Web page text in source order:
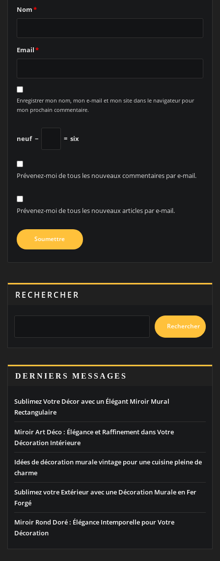
Nom*
Email*
Enregistrer mon nom, mon e-mail et mon site dans le navigateur pour
mon prochain commentaire.
neuf − = six
Prévenez-moi de tous les nouveaux commentaires par e-mail.
Prévenez-moi de tous les nouveaux articles par e-mail.
RECHERCHER
Rechercher
DERNIERS MESSAGES
Sublimez Votre Décor avec un Élégant Miroir Mural
Rectangulaire
Miroir Art Déco : Élégance et Raffinement dans Votre
Décoration Intérieure
Idées de décoration murale vintage pour une cuisine pleine de
charme
Sublimez votre Extérieur avec une Décoration Murale en Fer
Forgé
Miroir Rond Doré : Élégance Intemporelle pour Votre
Décoration